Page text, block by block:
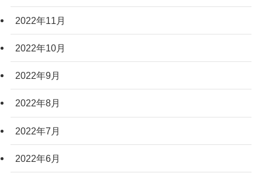
2022年11月
2022年10月
2022年9月
2022年8月
2022年7月
2022年6月